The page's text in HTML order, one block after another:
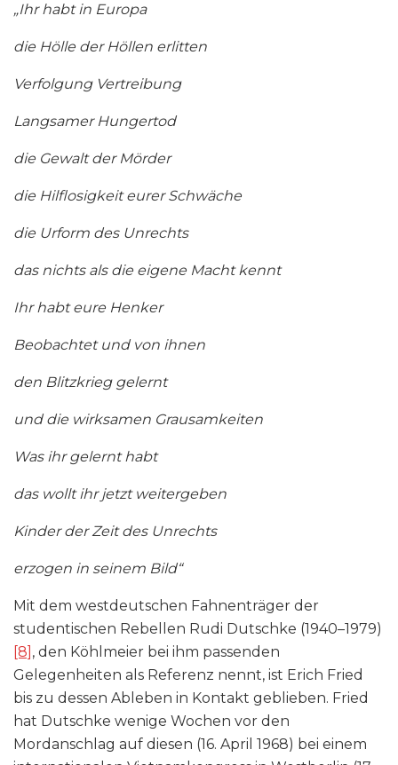
„Ihr habt in Europa
die Hölle der Höllen erlitten
Verfolgung Vertreibung
Langsamer Hungertod
die Gewalt der Mörder
die Hilflosigkeit eurer Schwäche
die Urform des Unrechts
das nichts als die eigene Macht kennt
Ihr habt eure Henker
Beobachtet und von ihnen
den Blitzkrieg gelernt
und die wirksamen Grausamkeiten
Was ihr gelernt habt
das wollt ihr jetzt weitergeben
Kinder der Zeit des Unrechts
erzogen in seinem Bild“
Mit dem westdeutschen Fahnenträger der
studentischen Rebellen Rudi Dutschke (1940–1979)
[8] , den Köhlmeier bei ihm passenden
Gelegenheiten als Referenz nennt, ist Erich Fried
bis zu dessen Ableben in Kontakt geblieben. Fried
hat Dutschke wenige Wochen vor den
Mordanschlag auf diesen (16. April 1968) bei einem